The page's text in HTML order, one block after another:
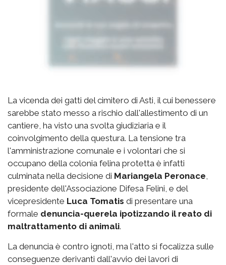
La vicenda dei gatti del cimitero di Asti, il cui benessere
sarebbe stato messo a rischio dall'allestimento di un
cantiere, ha visto una svolta giudiziaria e il
coinvolgimento della questura. La tensione tra
l'amministrazione comunale e i volontari che si
occupano della colonia felina protetta è infatti
culminata nella decisione di Mariangela Peronace,
presidente dell'Associazione Difesa Felini, e del
vicepresidente Luca Tomatis di presentare una
formale denuncia-querela ipotizzando il reato di
maltrattamento di animali.
La denuncia è contro ignoti, ma l'atto si focalizza sulle
conseguenze derivanti dall'avvio dei lavori di